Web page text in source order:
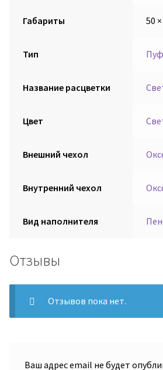
Габариты 50
Тип Пуф
Название расцветки
Цвет
Внешний чехол
Внутренний чехол
Вид наполнителя
Отзывы
Отзывов пока нет.
Ваш адрес email не будет